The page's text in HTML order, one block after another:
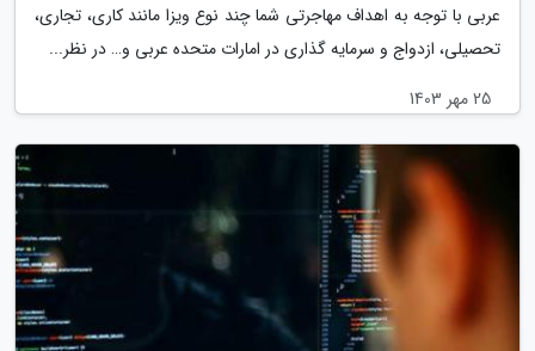
عربی با توجه به اهداف مهاجرتی شما چند نوع ویزا مانند کاری، تجاری،
تحصیلی، ازدواج و سرمایه گذاری در امارات متحده عربی و… در نظر...
25 مهر 1403